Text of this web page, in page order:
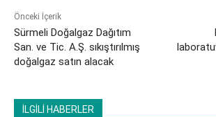
Önceki İçerik
Sürmeli Doğalgaz Dağıtım
San. ve Tic. A.Ş. sıkıştırılmış
doğalgaz satın alacak
İLGİLİ HABERLER